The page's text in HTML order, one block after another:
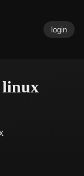
login
linux